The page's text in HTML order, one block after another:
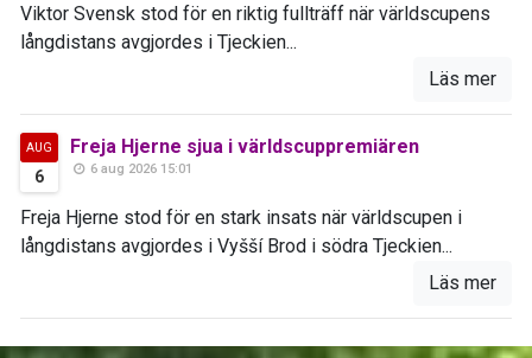
Viktor Svensk stod för en riktig fullträff när världscupens
långdistans avgjordes i Tjeckien...
Läs mer
AUG
6
Freja Hjerne sjua i världscuppremiären
6 aug 2026 15:01
Freja Hjerne stod för en stark insats när världscupen i
långdistans avgjordes i Vyšší Brod i södra Tjeckien...
Läs mer